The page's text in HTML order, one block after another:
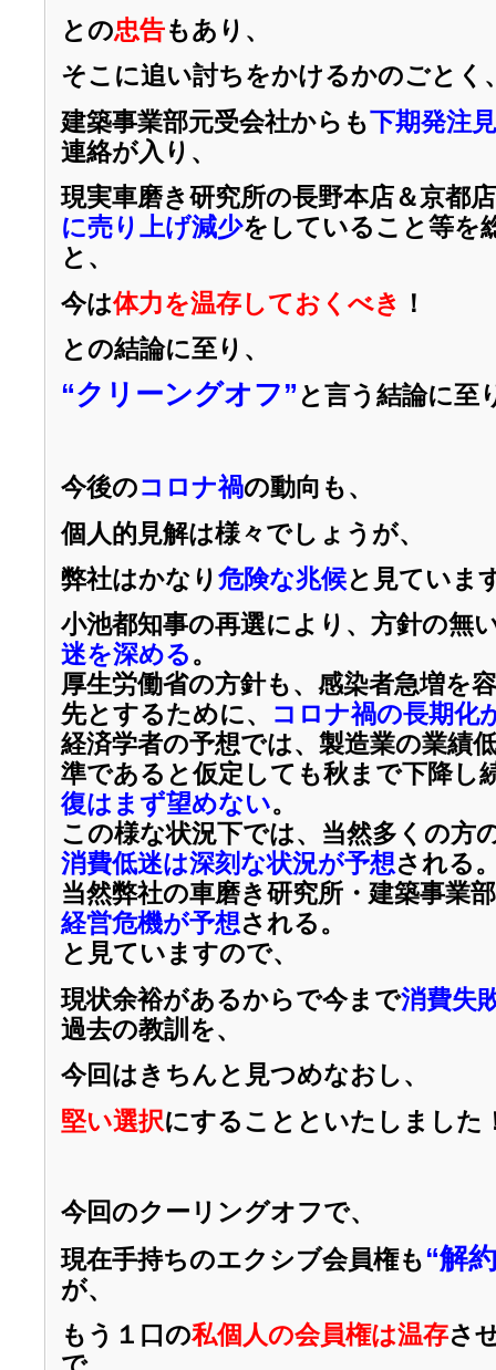
との忠告もあり、
そこに追い討ちをかけるかのごとく
建築事業部元受会社からも下期発注
連絡が入り、
現実車磨き研究所の長野本店＆京都
に売り上げ減少をしていること等を
と、
今は体力を温存しておくべき ！
との結論に至り、
“クリーングオフ” と言う結論に至
今後のコロナ禍の動向も、
個人的見解は様々でしょうが、
弊社はかなり 危険な兆候と見ていま
小池都知事の再選により、方針の無
迷を深める 。
厚生労働省の方針も、感染者急増を
先とするために、
コロナ禍の長期化
経済学者の予想では、製造業の業績
準であると仮定しても秋まで下降し
復はまず望めない。
この様な状況下では、当然多くの方
消費低迷は深刻な状況が予想される
当然弊社の車磨き研究所・建築事業
経営危機が予想される。
と見ていますので、
現状余裕があるからで今まで消費失
過去の教訓を、
今回はきちんと見つめなおし、
堅い選択にすることといたしました
今回のクーリングオフで、
現在手持ちのエクシブ会員権も “解
が、
もう１口の私個人の会員権は温存さ